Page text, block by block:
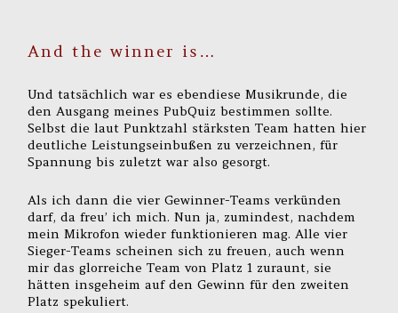
And the winner is…
Und tatsächlich war es ebendiese Musikrunde, die
den Ausgang meines PubQuiz bestimmen sollte.
Selbst die laut Punktzahl stärksten Team hatten hier
deutliche Leistungseinbußen zu verzeichnen, für
Spannung bis zuletzt war also gesorgt.
Als ich dann die vier Gewinner-Teams verkünden
darf, da freu’ ich mich. Nun ja, zumindest, nachdem
mein Mikrofon wieder funktionieren mag. Alle vier
Sieger-Teams scheinen sich zu freuen, auch wenn
mir das glorreiche Team von Platz 1 zuraunt, sie
hätten insgeheim auf den Gewinn für den zweiten
Platz spekuliert.